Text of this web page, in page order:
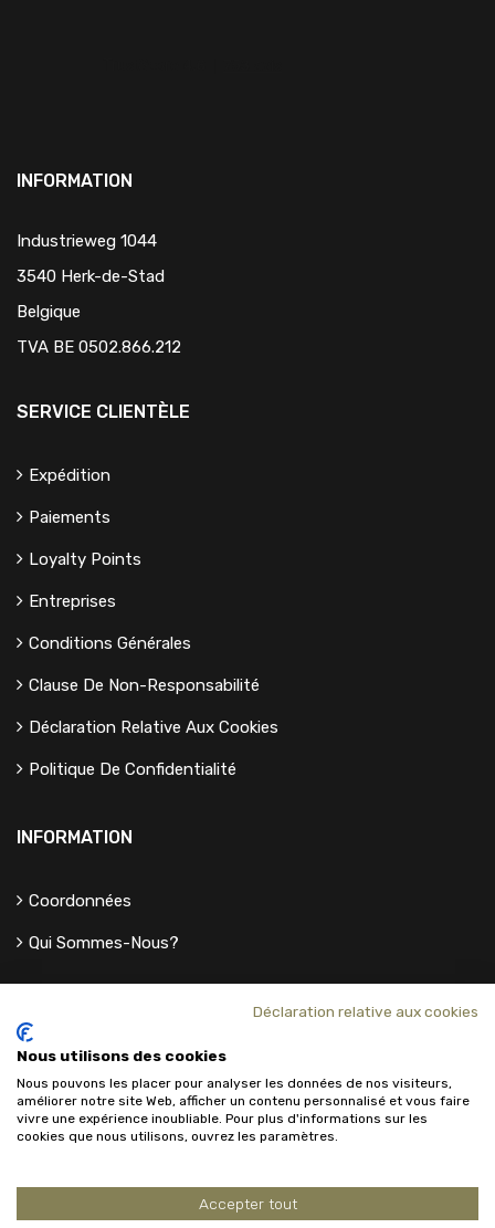
INFORMATION
Industrieweg 1044
3540 Herk-de-Stad
Belgique
TVA BE 0502.866.212
SERVICE CLIENTÈLE
Expédition
Paiements
Loyalty Points
Entreprises
Conditions Générales
Clause De Non-Responsabilité
Déclaration Relative Aux Cookies
Politique De Confidentialité
INFORMATION
Coordonnées
Qui Sommes-Nous?
Déclaration relative aux cookies
Nous utilisons des cookies
Nous pouvons les placer pour analyser les données de nos visiteurs,
améliorer notre site Web, afficher un contenu personnalisé et vous faire
vivre une expérience inoubliable. Pour plus d'informations sur les
cookies que nous utilisons, ouvrez les paramètres.
Accepter tout